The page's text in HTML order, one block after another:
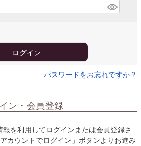
ログイン
パスワードをお忘れですか？
ン・会員登録
を利用してログインまたは会員登録さ
カウントでログイン」ボタンよりお進み